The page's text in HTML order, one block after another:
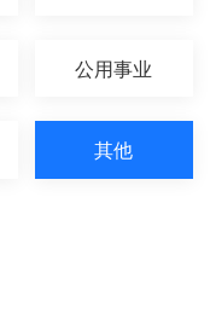
公用事业
其他